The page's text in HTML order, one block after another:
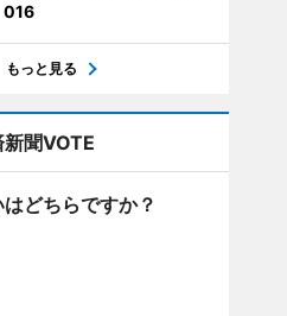
016
もっと見る
聞VOTE
どちらですか？